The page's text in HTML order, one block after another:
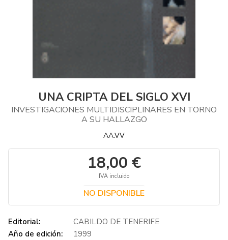
UNA CRIPTA DEL SIGLO XVI
INVESTIGACIONES MULTIDISCIPLINARES EN TORNO
A SU HALLAZGO
AA.VV
18,00 €
IVA incluido
NO DISPONIBLE
Editorial:
CABILDO DE TENERIFE
Año de edición:
1999